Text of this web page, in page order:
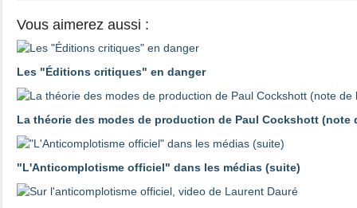
Vous aimerez aussi :
Les "Éditions critiques" en danger
La théorie des modes de production de Paul Cockshott (note
"L'Anticomplotisme officiel" dans les médias (suite)